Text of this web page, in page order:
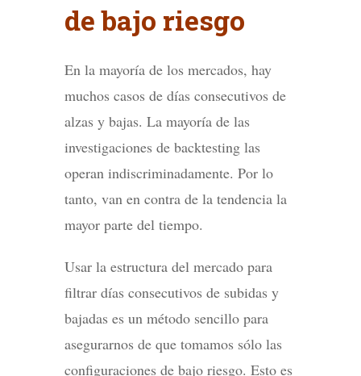
de bajo riesgo
En la mayoría de los mercados, hay
muchos casos de días consecutivos de
alzas y bajas. La mayoría de las
investigaciones de backtesting las
operan indiscriminadamente. Por lo
tanto, van en contra de la tendencia la
mayor parte del tiempo.
Usar la estructura del mercado para
filtrar días consecutivos de subidas y
bajadas es un método sencillo para
asegurarnos de que tomamos sólo las
configuraciones de bajo riesgo. Esto es